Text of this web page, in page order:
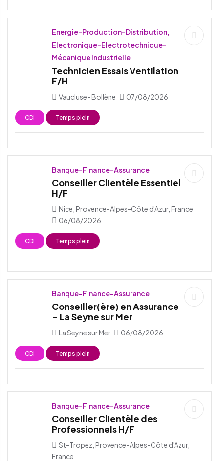
Energie-Production-Distribution,
Electronique-Electrotechnique-
Mécanique Industrielle
Technicien Essais Ventilation
F/H
Vaucluse- Bollène 07/08/2026
CDI Temps plein
Banque-Finance-Assurance
Conseiller Clientèle Essentiel
H/F
Nice, Provence-Alpes-Côte d'Azur, France
06/08/2026
CDI Temps plein
Banque-Finance-Assurance
Conseiller(ère) en Assurance
– La Seyne sur Mer
La Seyne sur Mer 06/08/2026
CDI Temps plein
Banque-Finance-Assurance
Conseiller Clientèle des
Professionnels H/F
St-Tropez, Provence-Alpes-Côte d'Azur,
France